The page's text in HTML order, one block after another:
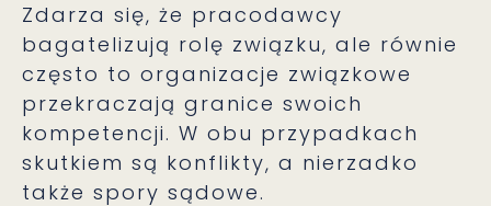
Zdarza się, że pracodawcy
bagatelizują rolę związku, ale równie
często to organizacje związkowe
przekraczają granice swoich
kompetencji. W obu przypadkach
skutkiem są konflikty, a nierzadko
także spory sądowe.